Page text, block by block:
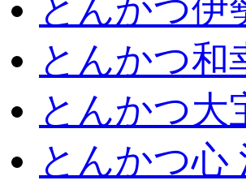
とんかつ伊
とんかつ和
とんかつ大
とんかつ心